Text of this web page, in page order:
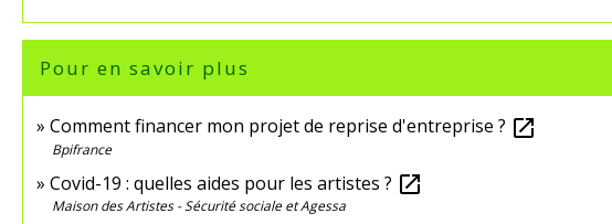
Pour en savoir plus
Comment financer mon projet de reprise d'entreprise ? open_in_new
Bpifrance
Covid-19 : quelles aides pour les artistes ? open_in_new
Maison des Artistes - Sécurité sociale et Agessa